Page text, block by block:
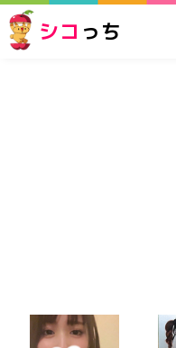
シコ っち